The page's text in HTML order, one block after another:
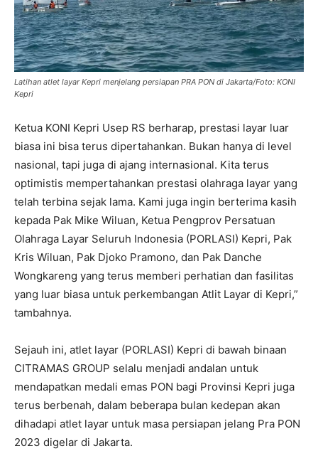
Latihan atlet layar Kepri menjelang persiapan PRA PON di Jakarta/Foto: KONI
Kepri
Ketua KONI Kepri Usep RS berharap, prestasi layar luar
biasa ini bisa terus dipertahankan. Bukan hanya di level
nasional, tapi juga di ajang internasional. Kita terus
optimistis mempertahankan prestasi olahraga layar yang
telah terbina sejak lama. Kami juga ingin berterima kasih
kepada Pak Mike Wiluan, Ketua Pengprov Persatuan
Olahraga Layar Seluruh Indonesia (PORLASI) Kepri, Pak
Kris Wiluan, Pak Djoko Pramono, dan Pak Danche
Wongkareng yang terus memberi perhatian dan fasilitas
yang luar biasa untuk perkembangan Atlit Layar di Kepri,”
tambahnya.
Sejauh ini, atlet layar (PORLASI) Kepri di bawah binaan
CITRAMAS GROUP selalu menjadi andalan untuk
mendapatkan medali emas PON bagi Provinsi Kepri juga
terus berbenah, dalam beberapa bulan kedepan akan
dihadapi atlet layar untuk masa persiapan jelang Pra PON
2023 digelar di Jakarta.